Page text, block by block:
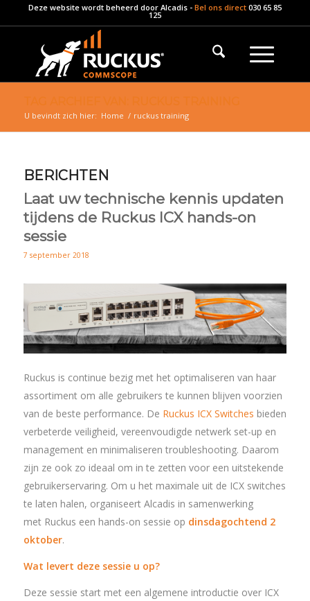
Deze website wordt beheerd door Alcadis- Bel ons direct 030 65 85
125
U bevindt zich hier: Home / ruckus training
BERICHTEN
Laat uw technische kennis updaten
tijdens de Ruckus ICX hands-on
sessie
7 september 2018
Ruckus is continue bezig met het optimaliseren van haar
assortiment om alle gebruikers te kunnen blijven voorzien
van de beste performance. De Ruckus ICX Switches bieden
verbeterde veiligheid, vereenvoudigde netwerk set-up en
management en minimaliseren troubleshooting. Daarom
zijn ze ook zo ideaal om in te zetten voor een uitstekende
gebruikerservaring. Om u het maximale uit de ICX switches
te laten halen, organiseert Alcadis in samenwerking
met Ruckus een hands-on sessie op dinsdagochtend 2
oktober.
Wat levert deze sessie u op?
Deze sessie start met een algemene introductie over ICX